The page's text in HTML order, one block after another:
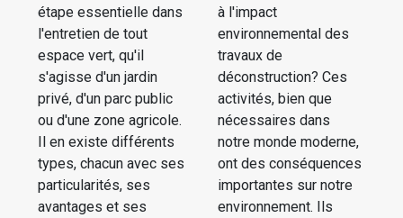
étape essentielle dans
l'entretien de tout
espace vert, qu'il
s'agisse d'un jardin
privé, d'un parc public
ou d'une zone agricole.
Il en existe différents
types, chacun avec ses
particularités, ses
avantages et ses
à l'impact
environnemental des
travaux de
déconstruction? Ces
activités, bien que
nécessaires dans
notre monde moderne,
ont des conséquences
importantes sur notre
environnement. Ils